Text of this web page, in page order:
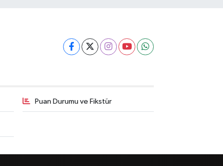
Puan Durumu ve Fikstür